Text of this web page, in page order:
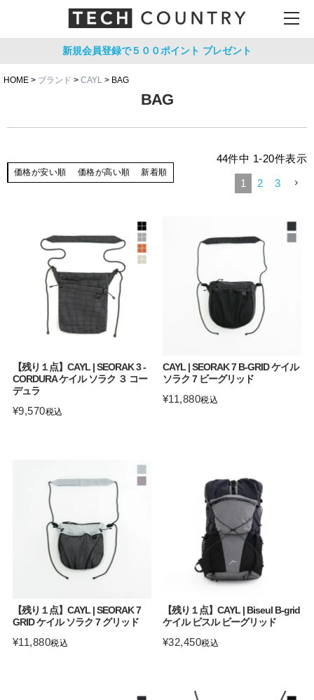
新規会員登録で５００ポイント プレゼント
HOME ブランド CAYL BAG
BAG
価格が安い順 価格が高い順 新着順
44件中 1-20件表示
1 2 3
【残り１点】CAYL | SEORAK 3 -
CORDURA ケイル ソラク ３ コー
デュラ
¥9,570税込
CAYL | SEORAK 7 B-GRID ケイル
ソラク 7 ビーグリッド
¥11,880税込
【残り１点】CAYL | SEORAK 7
GRID ケイル ソラク 7 グリッド
¥11,880税込
【残り１点】CAYL | Biseul B-grid
ケイル ビスル ビーグリッド
¥32,450税込